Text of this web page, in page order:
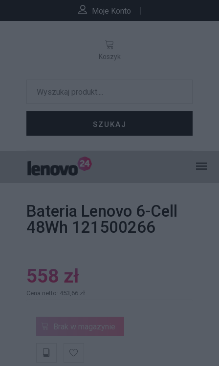
Moje Konto
SZUKAJ
Koszyk
Bateria Lenovo 6-Cell
48Wh 121500266
558 zł
Cena netto: 453,66 zł
Brak w magazynie